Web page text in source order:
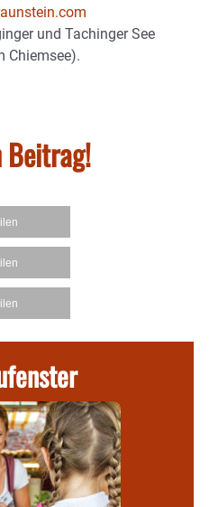
und Tachinger See
Chiemsee).
Beitrag!